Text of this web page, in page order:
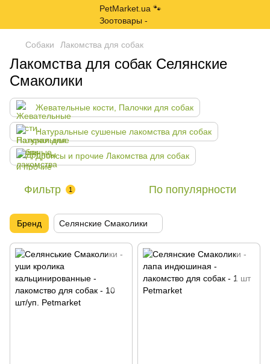
Собаки Лакомства для собак
Лакомства для собак Селянские
Смаколики
Жевательные кости, Палочки для собак
Натуральные сушеные лакомства для собак
Дропсы и прочие Лакомства для собак
Фильтр 1 По популярности
Бренд Селянские Смаколики